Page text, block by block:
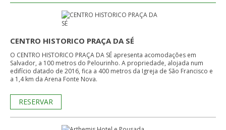
CENTRO HISTORICO PRAÇA DA SÉ
O CENTRO HISTORICO PRAÇA DA SÉ apresenta acomodações em
Salvador, a 100 metros do Pelourinho. A propriedade, alojada num
edifício datado de 2016, fica a 400 metros da Igreja de São Francisco e
a 1,4 km da Arena Fonte Nova.
RESERVAR